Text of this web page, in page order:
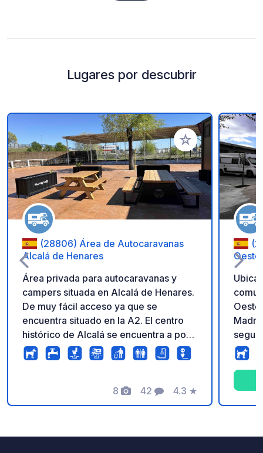
Lugares por descubrir
Añadir a tus
(28806) Área de Autocaravanas
Alcalá de Henares
Área privada para autocaravanas y
campers situada en Alcalá de Henares.
De muy fácil acceso ya que se
encuentra situado en la A2. El centro
histórico de Alcalá se encuentra a poca
distancia, por lo que es una buena base
para visitar la ciudad patrimonio de la
para acercarse a Madrid en transporte
público. El área cuenta con todos los
8
Fotos
42
Comentarios
4.3
Calificación
★
Oeste
todo
parques
metro